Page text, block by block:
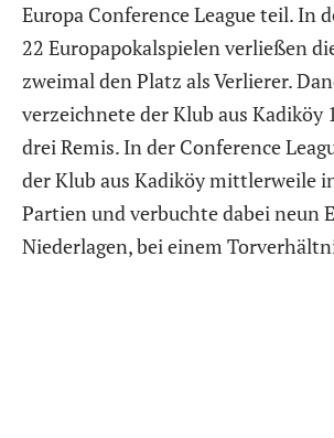
Europa Conference League teil. In
22 Europapokalspielen verließen
zweimal den Platz als Verlierer.
verzeichnete der Klub aus Kadiköy
drei Remis. In der Conference
der Klub aus Kadiköy mittlerweile
Partien und verbuchte dabei neun
Niederlagen, bei einem